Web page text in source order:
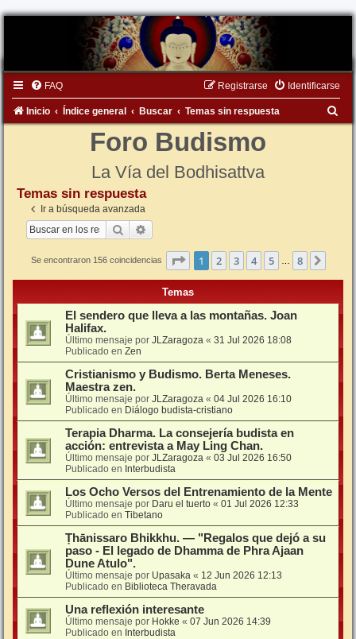
FAQ Identificarse
Registrarse
Inicio Índice general Buscar Temas sin respuesta
Foro Budismo
La Vía del Bodhisattva
Temas sin respuesta
Ir a búsqueda avanzada
Buscar
Se encontraron 156 coincidencias Página de
1 2 3 4 5 8
Temas
El sendero que lleva a las montañas. Joan
Halifax.
Último mensaje por JLZaragoza « 31 Jul 2026 18:08
Publicado en Zen
Cristianismo y Budismo. Berta Meneses.
Maestra zen.
Último mensaje por JLZaragoza « 04 Jul 2026 16:10
Publicado en Diálogo budista-cristiano
Terapia Dharma. La consejería budista en
acción: entrevista a May Ling Chan.
Último mensaje por JLZaragoza « 03 Jul 2026 16:50
Publicado en Interbudista
Los Ocho Versos del Entrenamiento de la Mente
Último mensaje por Daru el tuerto « 01 Jul 2026 12:33
Publicado en Tibetano
Ṭhānissaro Bhikkhu. — "Regalos que dejó a su
paso - El legado de Dhamma de Phra Ajaan
Dune Atulo".
Último mensaje por Upasaka « 12 Jun 2026 12:13
Publicado en Biblioteca Theravada
Una reflexión interesante
Último mensaje por Hokke « 07 Jun 2026 14:39
Publicado en Interbudista